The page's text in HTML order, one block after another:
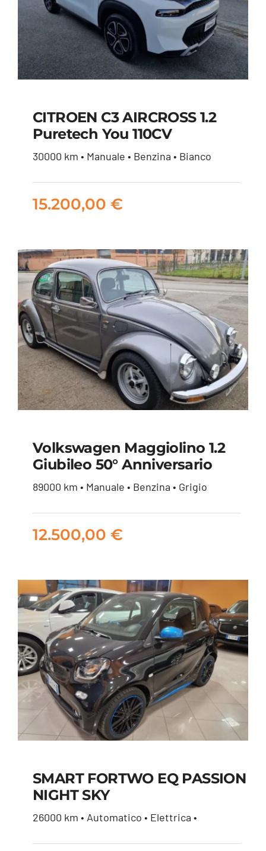
CITROEN C3
AIRCROSS 1.2
puretech You 110CV
15.200,00
CITROEN C3 AIRCROSS 1.2
Puretech You 110CV
30000 km • Manuale • Benzina • Bianco
15.200,00 €
Volkswagen
Maggiolino 1.2
Anniversario
Volkswagen Maggiolino 1.2
Giubileo 50° Anniversario
89000 km • Manuale • Benzina • Grigio
12.500,00 €
SMART FORTWO EQ
SMART FORTWO EQ PASSION
NIGHT SKY
26000 km • Automatico • Elettrica •